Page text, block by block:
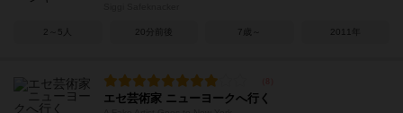
2～5人 20分前後 7歳～ 2011年
エセ芸術家 ニューヨークへ行く